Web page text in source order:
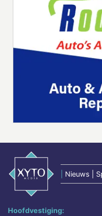
Nieuws |
Hoofdvestiging: